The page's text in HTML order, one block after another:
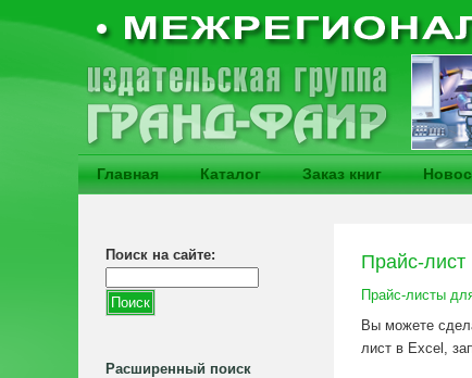
Главная Каталог Заказ книг
Поиск на сайте:
Расширенный поиск
Прайс-лист
Прайс-листы
Вы можете
лист в Excel,